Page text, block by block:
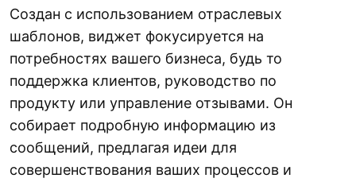
Создан с использованием отраслевых
шаблонов, виджет фокусируется на
потребностях вашего бизнеса, будь то
поддержка клиентов, руководство по
продукту или управление отзывами. Он
собирает подробную информацию из
сообщений, предлагая идеи для
совершенствования ваших процессов и